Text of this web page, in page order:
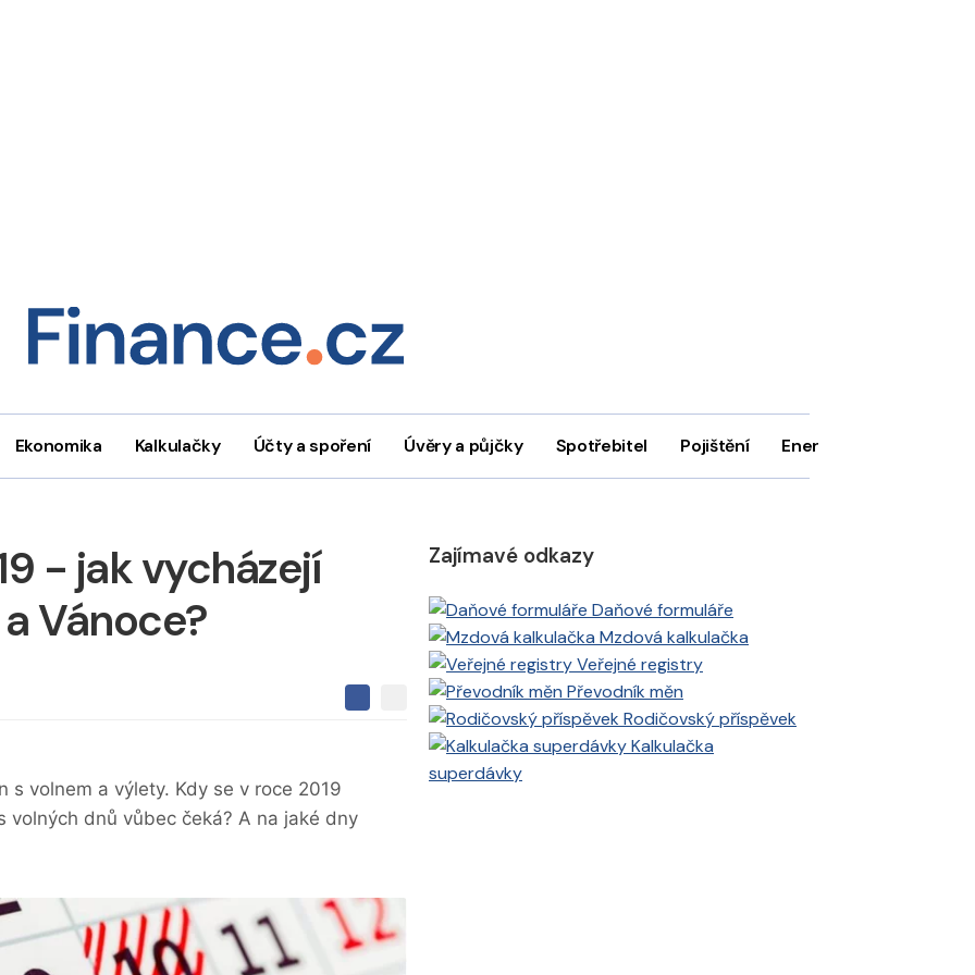
Ekonomika Kalkulačky Účty a spoření Úvěry a půjčky Spotřebitel Pojištění Energie
- jak vycházejí
Vánoce?
S
e
S
c
b
o
i
X
volnem a výlety. Kdy se v roce 2019
volných dnů vůbec čeká? A na jaké dny
Zajímavé odkazy
Daňové formuláře
Mzdová kalkulačka
Veřejné registry
Převodník měn
Rodičovský příspěvek
Kalkulačka
superdávky